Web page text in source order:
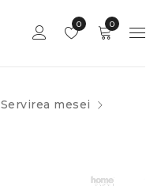
0
0
Servirea mesei